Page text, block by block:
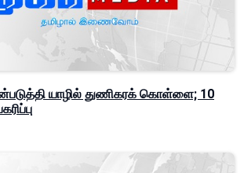
யாழில் துணிகரக் கொள்ளை; 10